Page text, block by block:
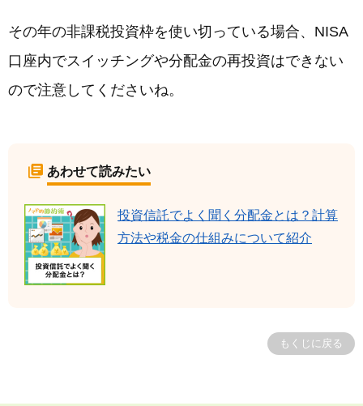
その年の非課税投資枠を使い切っている場合、NISA
口座内でスイッチングや分配金の再投資はできない
ので注意してくださいね。
あわせて読みたい
投資信託でよく聞く分配金とは？計算
方法や税金の仕組みについて紹介
もくじに戻る